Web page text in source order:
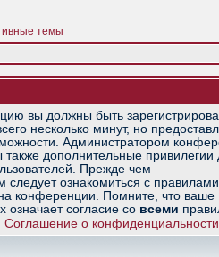
темы
вы должны быть
несколько минут, но
Администратором
также дополнительные привилегии
Прежде чем
следует ознакомиться с
конференции. Помните, что ваше
означает согласие со всеми
Соглашение о конфиденциальности